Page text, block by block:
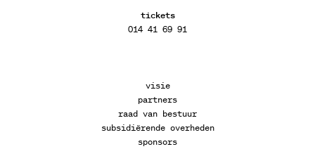
tickets
014 41 69 91
visie
partners
raad van bestuur
subsidiërende overheden
sponsors